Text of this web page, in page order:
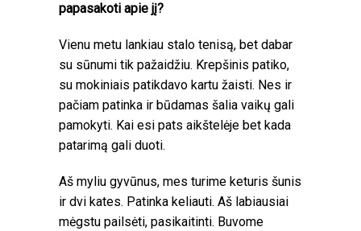
papasakoti apie jį?
Vienu metu lankiau stalo tenisą, bet dabar
su sūnumi tik pažaidžiu. Krepšinis patiko,
su mokiniais patikdavo kartu žaisti. Nes ir
pačiam patinka ir būdamas šalia vaikų gali
pamokyti. Kai esi pats aikštelėje bet kada
patarimą gali duoti.
Aš myliu gyvūnus, mes turime keturis šunis
ir dvi kates. Patinka keliauti. Aš labiausiai
mėgstu pailsėti, pasikaitinti. Buvome